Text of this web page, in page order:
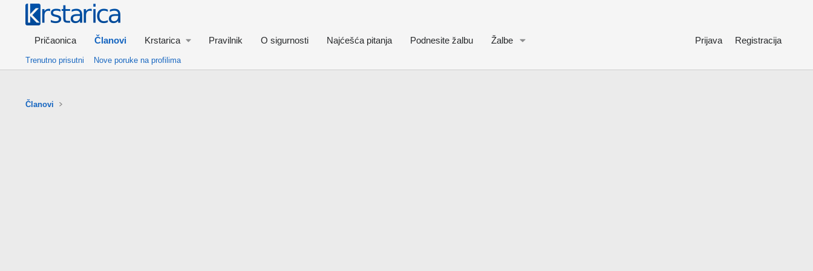
Pričaonica Članovi Krstarica Pravilnik O sigurnosti Najćešća pitanja Podnesite žalbu Žalbe Prijava Registracija
Trenutno prisutni Nove poruke na profilima
Članovi